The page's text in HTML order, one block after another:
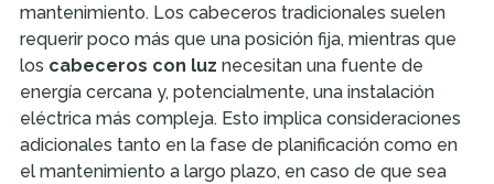
mantenimiento. Los cabeceros tradicionales suelen
requerir poco más que una posición fija, mientras que
los cabeceros con luz necesitan una fuente de
energía cercana y, potencialmente, una instalación
eléctrica más compleja. Esto implica consideraciones
adicionales tanto en la fase de planificación como en
el mantenimiento a largo plazo, en caso de que sea